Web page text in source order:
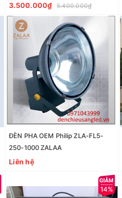
3.500.000₫ 5.400.000₫
ĐÈN PHA OEM Philip ZLA-FL5-
250-1000 ZALAA
Liên hệ
14%